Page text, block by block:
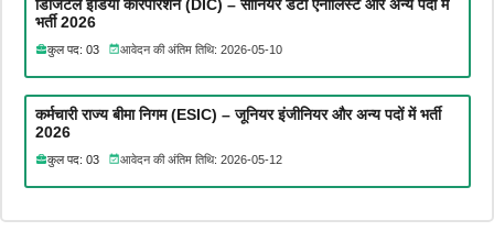
डिजिटल इंडिया कारपोरेशन (DIC) – सीनियर डेटा एनालिस्ट और अन्य पदों में
भर्ती 2026
कुल पद: 03 आवेदन की अंतिम तिथि: 2026-05-10
कर्मचारी राज्य बीमा निगम (ESIC) – जूनियर इंजीनियर और अन्य पदों में भर्ती
2026
कुल पद: 03 आवेदन की अंतिम तिथि: 2026-05-12